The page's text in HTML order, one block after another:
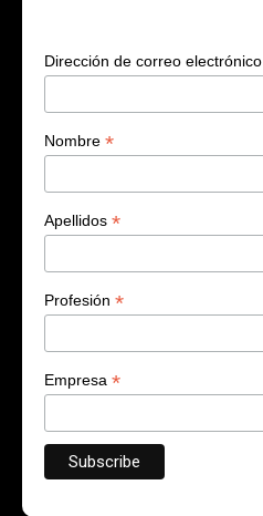
Dirección de correo electrónico
Nombre *
Apellidos *
Profesión *
Empresa *